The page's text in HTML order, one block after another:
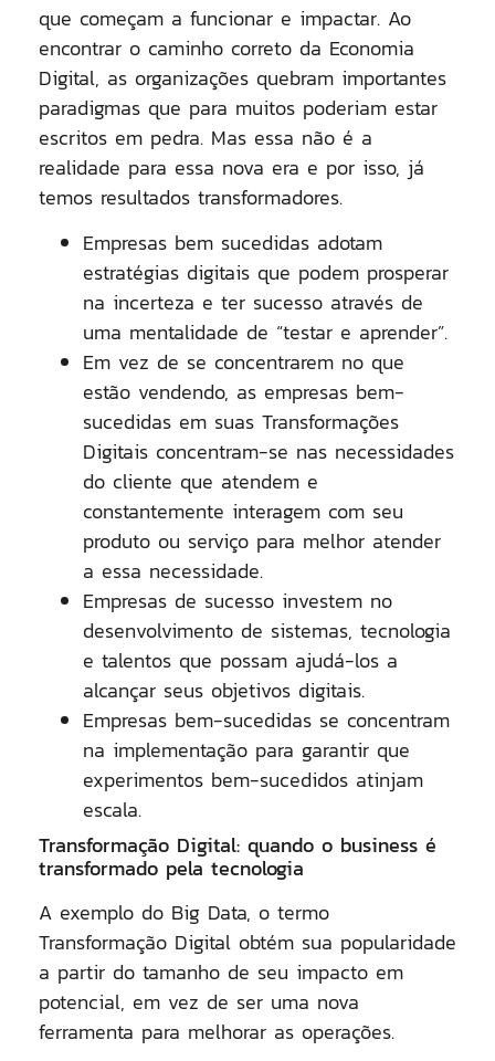
que começam a funcionar e impactar. Ao
encontrar o caminho correto da Economia
Digital, as organizações quebram importantes
paradigmas que para muitos poderiam estar
escritos em pedra. Mas essa não é a
realidade para essa nova era e por isso, já
temos resultados transformadores.
Empresas bem sucedidas adotam
estratégias digitais que podem prosperar
na incerteza e ter sucesso através de
uma mentalidade de “testar e aprender”.
Em vez de se concentrarem no que
estão vendendo, as empresas bem-
sucedidas em suas Transformações
Digitais concentram-se nas necessidades
do cliente que atendem e
constantemente interagem com seu
produto ou serviço para melhor atender
a essa necessidade.
Empresas de sucesso investem no
desenvolvimento de sistemas, tecnologia
e talentos que possam ajudá-los a
alcançar seus objetivos digitais.
Empresas bem-sucedidas se concentram
na implementação para garantir que
experimentos bem-sucedidos atinjam
escala.
Transformação Digital: quando o business é
transformado pela tecnologia
A exemplo do Big Data, o termo
Transformação Digital obtém sua popularidade
a partir do tamanho de seu impacto em
potencial, em vez de ser uma nova
ferramenta para melhorar as operações.